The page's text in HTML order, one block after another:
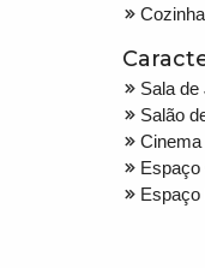
Cozinha
Sala de
Salão
Cinema
Espaço
Espaço